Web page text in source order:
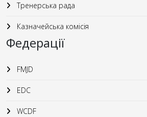
Тренерська рада
Казначейська комісія
Федерації
FMJD
EDC
WCDF